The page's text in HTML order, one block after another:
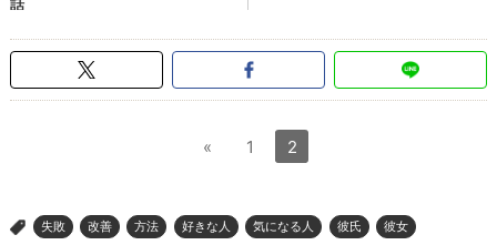
« 1 2
> 失敗 改善 方法 好きな人 気になる人 彼氏 彼女